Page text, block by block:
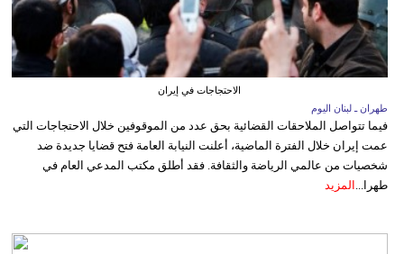
الاحتجاجات في إيران
طهران ـ لبنان اليوم
فيما تتواصل الملاحقات القضائية بحق عدد من الموقوفين خلال الاحتجاجات التي
عمت إيران خلال الفترة الماضية، أعلنت النيابة العامة فتح قضايا جديدة ضد
شخصيات من عالمي الرياضة والثقافة. فقد أطلق مكتب المدعي العام في
طهرا... المزيد